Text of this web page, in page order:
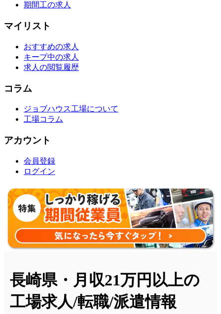
期間工の求人
マイリスト
おすすめの求人
キープ中の求人
求人の閲覧履歴
コラム
ジョブハウス工場について
工場コラム
アカウント
会員登録
ログイン
長崎県・月収21万円以上の
工場求人/転職/派遣情報